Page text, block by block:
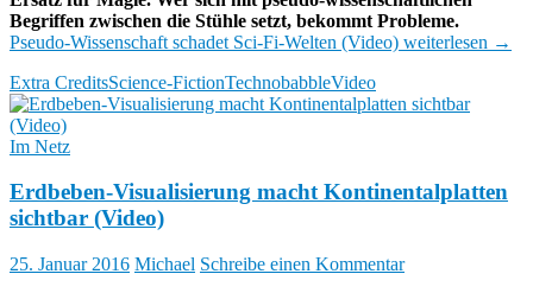
Begriffen zwischen die Stühle setzt, bekommt Probleme.
Pseudo-Wissenschaft schadet Sci-Fi-Welten (Video) weiterlesen →
Extra CreditsScience-FictionTechnobabbleVideo
Im Netz
Erdbeben-Visualisierung macht Kontinentalplatten
sichtbar (Video)
25. Januar 2016 Michael Schreibe einen Kommentar